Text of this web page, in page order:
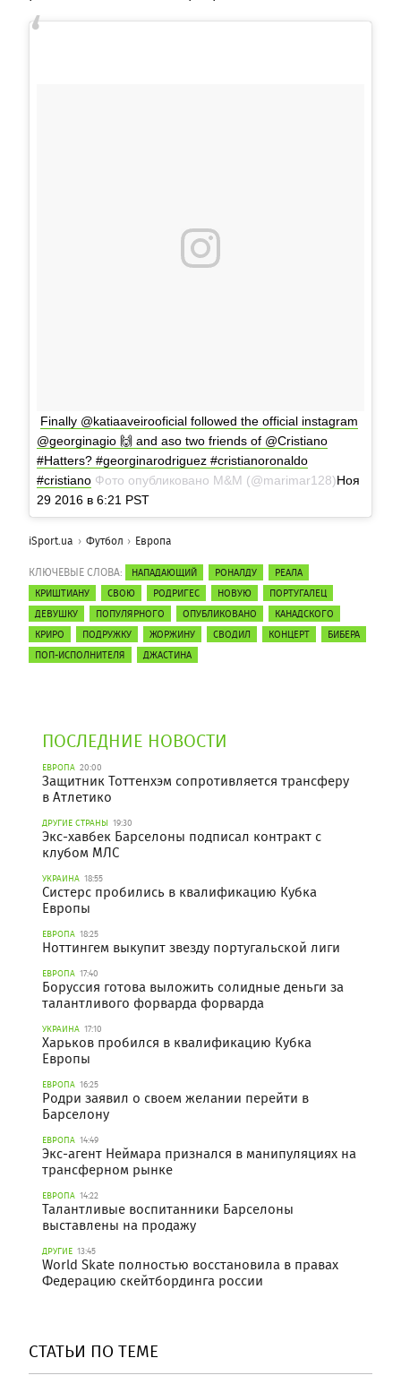
Finally @katiaaveirooficial followed the official instagram
@georginagio 🙌 and aso two friends of @Cristiano
#Hatters? #georginarodriguez #cristianoronaldo
#cristiano Фото опубликовано M&M (@marimar128)Ноя
29 2016 в 6:21 PST
iSport.ua Футбол Европа
КЛЮЧЕВЫЕ СЛОВА: НАПАДАЮЩИЙ РОНАЛДУ
РЕАЛА
КРИШТИАНУ
СВОЮ РОДРИГЕС НОВУЮ
ПОРТУГАЛЕЦ
ДЕВУШКУ
ПОПУЛЯРНОГО ОПУБЛИКОВАНО
КАНАДСКОГО
КРИРО
ПОДРУЖКУ ЖОРЖИНУ СВОДИЛ КОНЦЕРТ
БИБЕРА
ПОП-ИСПОЛНИТЕЛЯ
ДЖАСТИНА
ПОСЛЕДНИЕ НОВОСТИ
ЕВРОПА 20:00
Защитник Тоттенхэм сопротивляется трансферу
в Атлетико
ДРУГИЕ СТРАНЫ 19:30
Экс-хавбек Барселоны подписал контракт с
клубом МЛС
УКРАИНА 18:55
Систерс пробились в квалификацию Кубка
Европы
ЕВРОПА 18:25
Ноттингем выкупит звезду португальской лиги
ЕВРОПА 17:40
Боруссия готова выложить солидные деньги за
талантливого форварда форварда
УКРАИНА 17:10
Харьков пробился в квалификацию Кубка
Европы
ЕВРОПА 16:25
Родри заявил о своем желании перейти в
Барселону
ЕВРОПА 14:49
Экс-агент Неймара признался в манипуляциях на
трансферном рынке
ЕВРОПА 14:22
Талантливые воспитанники Барселоны
выставлены на продажу
ДРУГИЕ 13:45
World Skate полностью восстановила в правах
Федерацию скейтбординга россии
СТАТЬИ ПО ТЕМЕ